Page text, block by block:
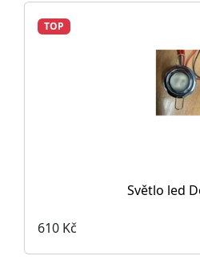
TOP
Světlo led
610 Kč